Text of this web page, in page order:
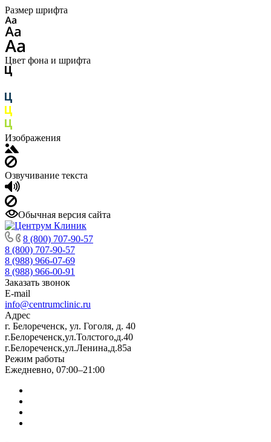
Размер шрифта
Цвет фона и шрифта
Изображения
Озвучивание текста
Обычная версия сайта
8 (800) 707-90-57
8 (800) 707-90-57
8 (988) 966-07-69
8 (988) 966-00-91
Заказать звонок
E-mail
info@centrumclinic.ru
Адрес
г. Белореченск, ул. Гоголя, д. 40
г.Белореченск,ул.Толстого,д.40
г.Белореченск,ул.Ленина,д.85а
Режим работы
Ежедневно, 07:00–21:00